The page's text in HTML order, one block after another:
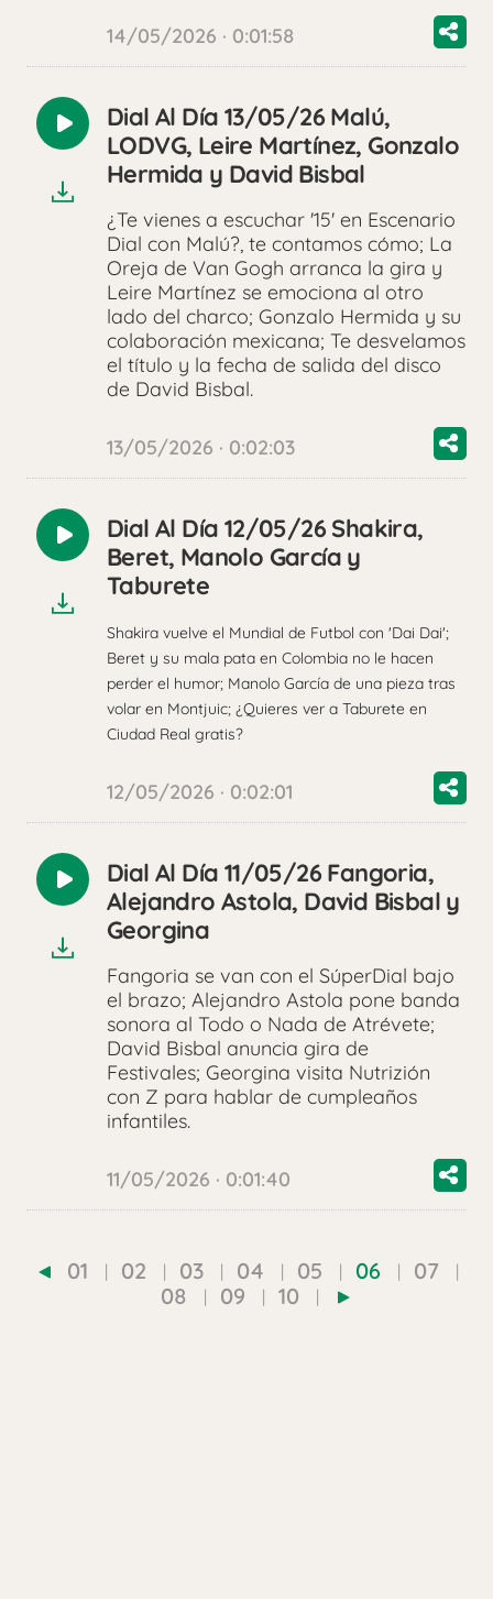
14/05/2026 · 0:01:58
Reproducir
audio
Dial Al Día 13/05/26 Malú,
LODVG, Leire Martínez, Gonzalo
Hermida y David Bisbal
¿Te vienes a escuchar '15' en Escenario
Dial con Malú?, te contamos cómo; La
Oreja de Van Gogh arranca la gira y
Leire Martínez se emociona al otro
lado del charco; Gonzalo Hermida y su
colaboración mexicana; Te desvelamos
el título y la fecha de salida del disco
de David Bisbal.
13/05/2026 · 0:02:03
Reproducir
audio
Dial Al Día 12/05/26 Shakira,
Beret, Manolo García y
Taburete
Shakira vuelve el Mundial de Futbol con 'Dai Dai';
Beret y su mala pata en Colombia no le hacen
perder el humor; Manolo García de una pieza tras
volar en Montjuic; ¿Quieres ver a Taburete en
Ciudad Real gratis?
12/05/2026 · 0:02:01
Reproducir
audio
Dial Al Día 11/05/26 Fangoria,
Alejandro Astola, David Bisbal y
Georgina
Fangoria se van con el SúperDial bajo
el brazo; Alejandro Astola pone banda
sonora al Todo o Nada de Atrévete;
David Bisbal anuncia gira de
Festivales; Georgina visita Nutrizión
con Z para hablar de cumpleaños
infantiles.
11/05/2026 · 0:01:40
01 02 03 04 05 06
07
08
09 10